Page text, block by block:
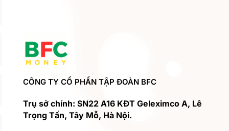
CÔNG TY CỔ PHẦN TẬP ĐOÀN BFC
Trụ sở chính: SN22 A16 KĐT Geleximco A, Lê
Trọng Tấn, Tây Mỗ, Hà Nội.